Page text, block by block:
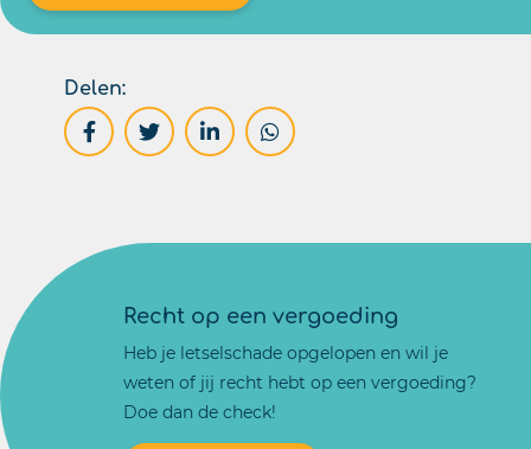
Delen:
Recht op een vergoeding
Heb je letselschade opgelopen en wil je
weten of jij recht hebt op een vergoeding?
Doe dan de check!